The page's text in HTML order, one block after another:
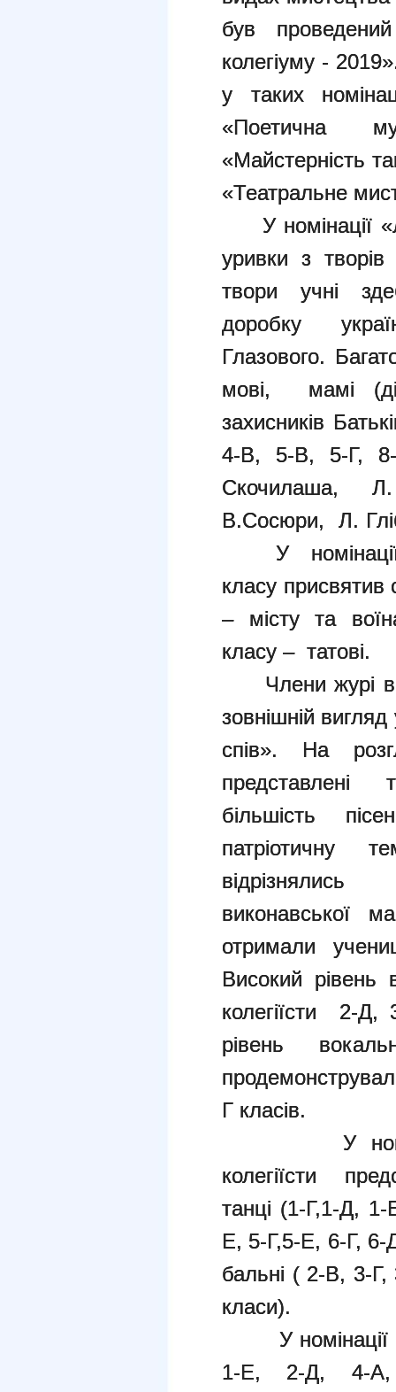
був
колегіуму -
у таких
«Поетична
«Майстерність
«Театральне
У номінації
уривки з
твори учні
доробку
Глазового.
мові, мамі
захисників
4-В, 5-В, 5-Г,
Скочилаша,
В.Сосюри, Л.
У
класу присвятив
– місту та
класу – татові.
Члени журі
зовнішній
спів». На
представлені
більшість
патріотичну
виконавської
отримали
Високий рівень
колегіїсти 2-Д,
рівень
Г класів.
У
колегіїсти
танці (1-Г,1-Д,
Е, 5-Г,5-Е, 6-Г, 6-
бальні ( 2-В, 3-
класи).
У номінації
1-Е, 2-Д, 4-А,